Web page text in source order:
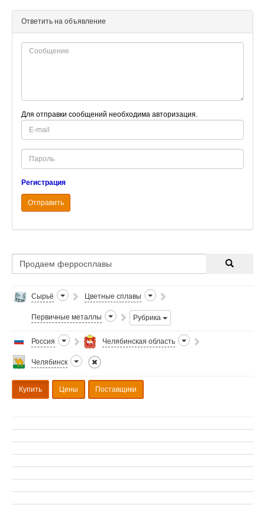
Ответить на объявление
Для отправки сообщений необходима авторизация.
E-
mail
Password
Регистрация
Отправить
Сырьё Цветные сплавы
Первичные металлы Рубрика
Россия Челябинская область
Челябинск
Купить Цены Поставщики